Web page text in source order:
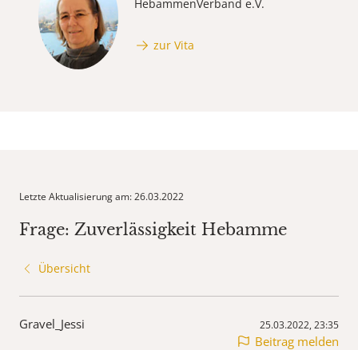
HebammenVerband e.V.
zur Vita
Letzte Aktualisierung am: 26.03.2022
Frage: Zuverlässigkeit Hebamme
Übersicht
Gravel_Jessi 25.03.2022, 23:35
Beitrag melden